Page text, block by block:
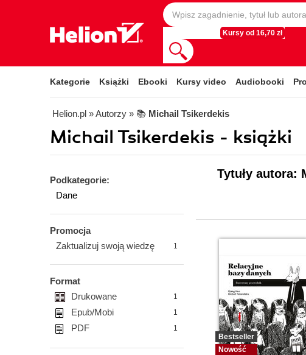
Kursy od 16,70 zł
Kategorie Książki Ebooki Kursy video Audiobooki
Helion.pl » Autorzy » 📚 Michail Tsikerdekis
Michail Tsikerdekis - książki
Podkategorie:
Dane
Promocja
Zaktualizuj swoją wiedzę
1
Format
Drukowane
1
Epub/Mobi 1
PDF 1
Tytuły autora:
Bestseller
Nowość